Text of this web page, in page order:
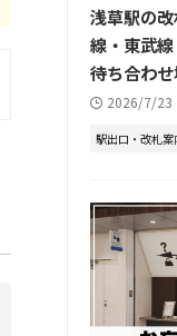
浅草駅の
線・東武
待ち合わ
2026/7/23
駅出口・改札案